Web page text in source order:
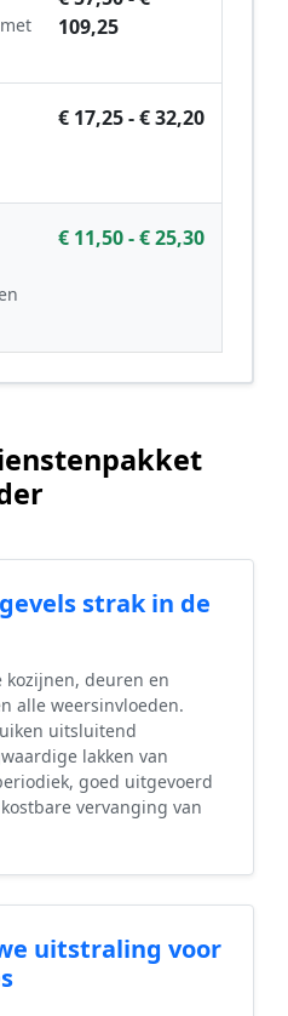
109,25
€ 17,25 - € 32,20
€ 11,50 - € 25,30
strak in de
deuren en
alle weersinvloeden.
uitsluitend
lakken van
goed uitgevoerd
vervanging van
uitstraling voor